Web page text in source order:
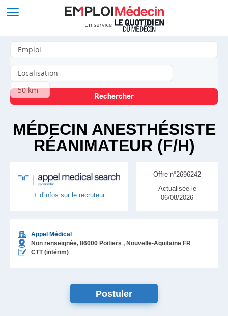
MÉDECIN ANESTHÉSISTE
RÉANIMATEUR (F/H)
+ d'infos sur le recruteur
Appel Médical
Non renseignée, 86000 Poitiers , Nouvelle-Aquitaine FR
CTT (intérim)
Offre n°2696242
Actualisée le
06/08/2026